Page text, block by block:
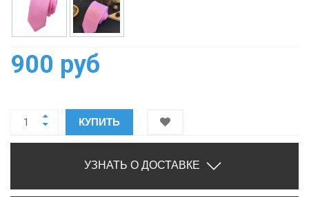
900 руб
КУПИТЬ
УЗНАТЬ О ДОСТАВКЕ